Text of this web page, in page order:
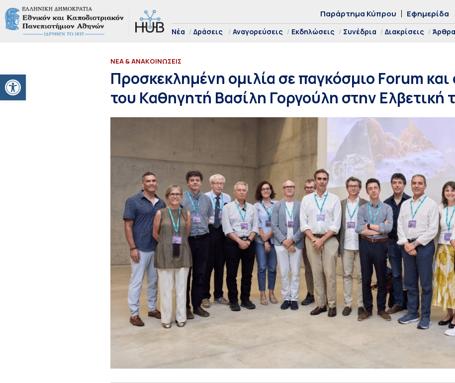
Ανοίξτε τη γραμμή εργαλείων
Παράρτημα Κύπρου Εφημερίδα
Νέα Δράσεις Αναγορεύσεις Εκδηλώσεις Συνέδρια Διακρίσεις Άρθρα
ΝΕΑ & ΑΝΑΚΟΙΝΩΣΕΙΣ
Προσκεκλημένη ομιλία σε παγκόσμιο Forum
του Καθηγητή Βασίλη Γοργούλη στην Ελβετική